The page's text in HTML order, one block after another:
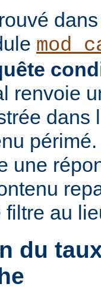
renvoie
dans
une
au
du